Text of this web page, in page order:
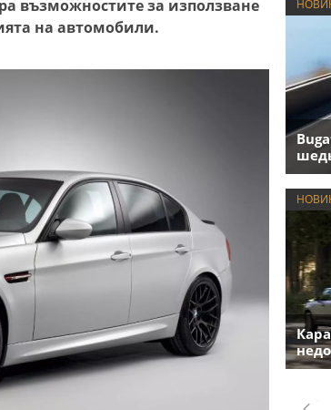
възможностите за използване
на автомобили.